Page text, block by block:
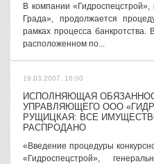
В компании
Града», продолжается
рамках процесса
расположенном по...
19.03.2007, 16:00
ИСПОЛНЯЮЩАЯ
УПРАВЛЯЮЩЕГО ООО
РУЩИЦКАЯ: ВСЕ
РАСПРОДАНО
«Введение процедуры
«Гидроспецстрой»,